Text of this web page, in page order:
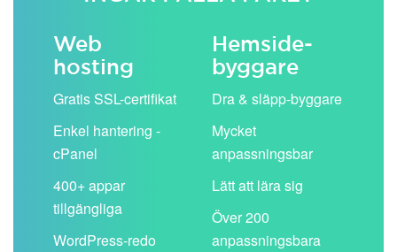
Web
hosting
Gratis SSL-certifikat
Enkel hantering -
cPanel
400+ appar
tillgängliga
WordPress-redo
Hemside­
byggare
Dra & släpp-byggare
Mycket
anpassningsbar
Lätt att lära sig
Över 200
anpassningsbara